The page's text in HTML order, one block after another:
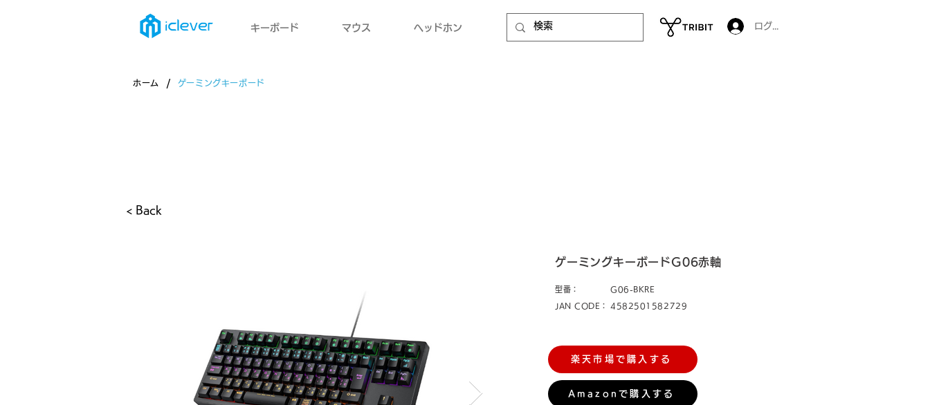
キーボード マウス ヘッドホン ログイン
< Back
ゲーミングキーボードG06赤軸
型番： G06-BKRE
JAN CODE： 4582501582729
楽天市場で購入する
Amazonで購入する
ホーム / ゲーミングキーボード